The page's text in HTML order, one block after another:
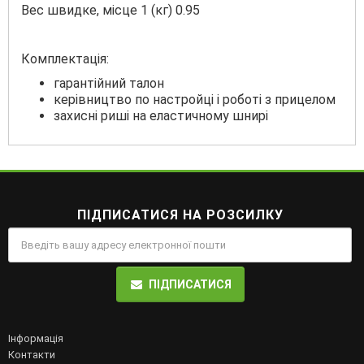
Bec швидке, місце 1 (ĸг) 0.95
Комплектація:
гарантійний талон
керівництво по настройці і роботі з прицелом
захисні риші на еластичному шнирі
ПІДПИСАТИСЯ НА РОЗСИЛКУ
ПІДПИСАТИСЯ
Інформація
Контакти